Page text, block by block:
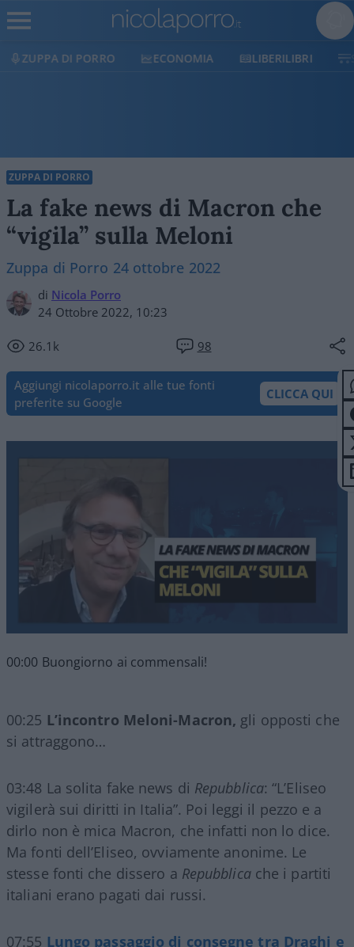
ECONOMIA LIBERILIBRI SHOP SOSTIENICI
ZUPPA DI PORRO
La fake news di Macron che
“vigila” sulla Meloni
Zuppa di Porro 24 ottobre 2022
di Nicola Porro
24 Ottobre 2022, 10:23
26.1k 98
Aggiungi nicolaporro.it alle tue fonti
preferite su Google
CLICCA QUI
00:00 Buongiorno ai commensali!
00:25 L’incontro Meloni-Macron, gli opposti che
si attraggono…
03:48 La solita fake news di Repubblica: “L’Eliseo
vigilerà sui diritti in Italia”. Poi leggi il pezzo e a
dirlo non è mica Macron, che infatti non lo dice.
Ma fonti dell’Eliseo, ovviamente anonime. Le
stesse fonti che dissero a Repubblicache i partiti
italiani erano pagati dai russi.
07:55 Lungo passaggio di consegne tra Draghi e